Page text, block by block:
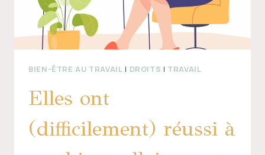
MÉNOPAUSE
–
TÉMOIGNAGES
BIEN-ÊTRE AU TRAVAIL | DROITS | TRAVAIL
Elles ont
(difficilement) réussi à